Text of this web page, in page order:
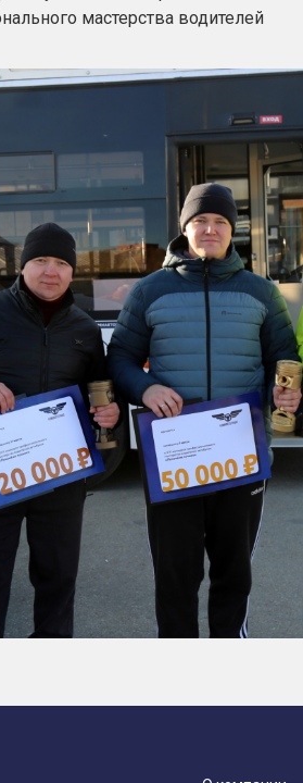
мастерства водителей